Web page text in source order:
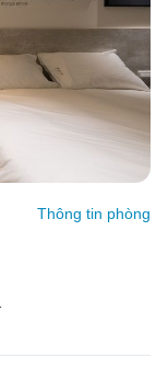
Thông tin phòng